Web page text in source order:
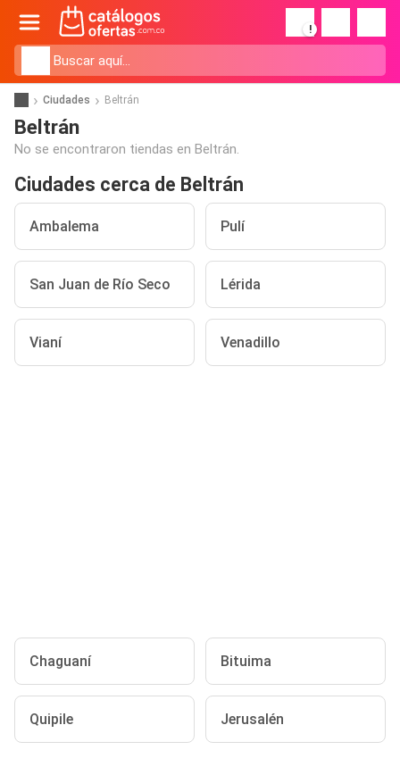
!
Ciudades Beltrán
Beltrán
No se encontraron tiendas en Beltrán.
Ciudades cerca de Beltrán
Ambalema Pulí
San Juan de Río Seco Lérida
Vianí Venadillo
Chaguaní Bituima
Quipile Jerusalén